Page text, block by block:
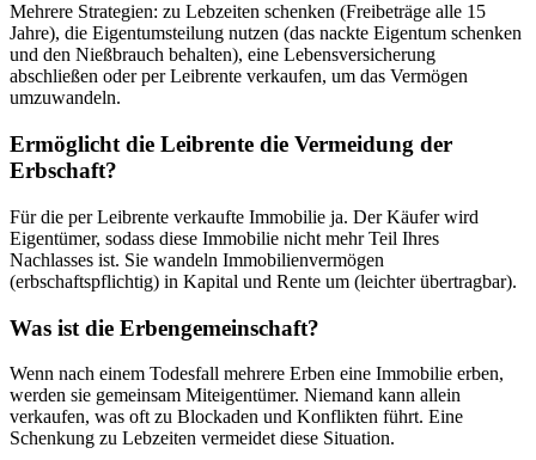
Mehrere Strategien: zu Lebzeiten schenken (Freibeträge alle 15
Jahre), die Eigentumsteilung nutzen (das nackte Eigentum schenken
und den Nießbrauch behalten), eine Lebensversicherung
abschließen oder per Leibrente verkaufen, um das Vermögen
umzuwandeln.
Ermöglicht die Leibrente die Vermeidung der
Erbschaft?
Für die per Leibrente verkaufte Immobilie ja. Der Käufer wird
Eigentümer, sodass diese Immobilie nicht mehr Teil Ihres
Nachlasses ist. Sie wandeln Immobilienvermögen
(erbschaftspflichtig) in Kapital und Rente um (leichter übertragbar).
Was ist die Erbengemeinschaft?
Wenn nach einem Todesfall mehrere Erben eine Immobilie erben,
werden sie gemeinsam Miteigentümer. Niemand kann allein
verkaufen, was oft zu Blockaden und Konflikten führt. Eine
Schenkung zu Lebzeiten vermeidet diese Situation.